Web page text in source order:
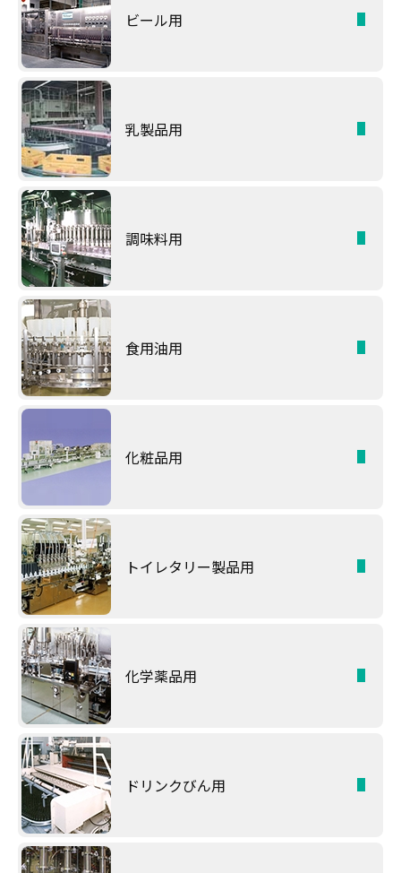
ビール用
乳製品用
調味料用
食用油用
化粧品用
トイレタリー製品用
化学薬品用
ドリンクびん用